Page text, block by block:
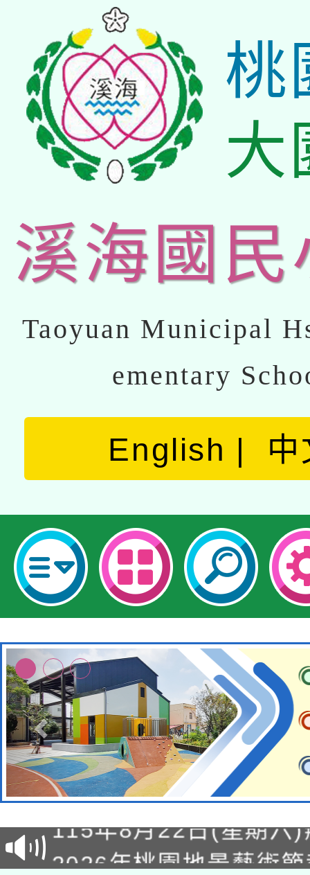
桃
大
溪海國民
Taoyuan Municipal
ementary
English 中
轉知經濟部水利署委託
業技術研究院辦理「
用水績優單位及節水達
桃園市孔廟祈福系列
2026年桃園地景藝術